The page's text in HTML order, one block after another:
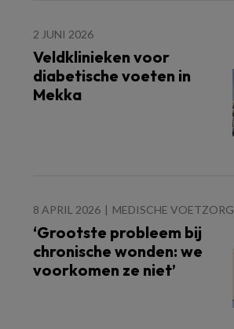
2 JUNI 2026
Veldklinieken voor
diabetische voeten in
Mekka
8 APRIL 2026 MEDISCHE VOETZORG
‘Grootste probleem bij
chronische wonden: we
voorkomen ze niet’